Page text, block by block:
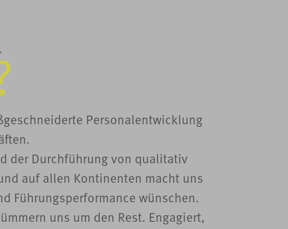
Personalentwicklung
der Durchführung von qualitativ
auf allen Kontinenten macht uns
Führungsperformance wünschen.
uns um den Rest. Engagiert,